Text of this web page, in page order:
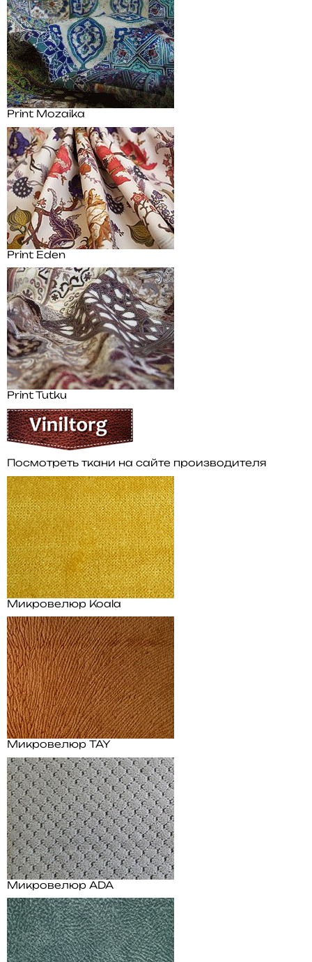
Print Mozaika
Print Eden
Print Tutku
Посмотреть ткани на сайте производителя
Микровелюр Koala
Микровелюр TAY
Микровелюр ADA